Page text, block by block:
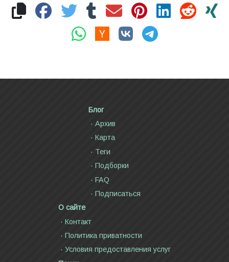
Блог
Архив
Карта
Теги
Подборки
FAQ
Подписаться
О сайте
Контакт
Политика приватности
Условия предоставления услуг